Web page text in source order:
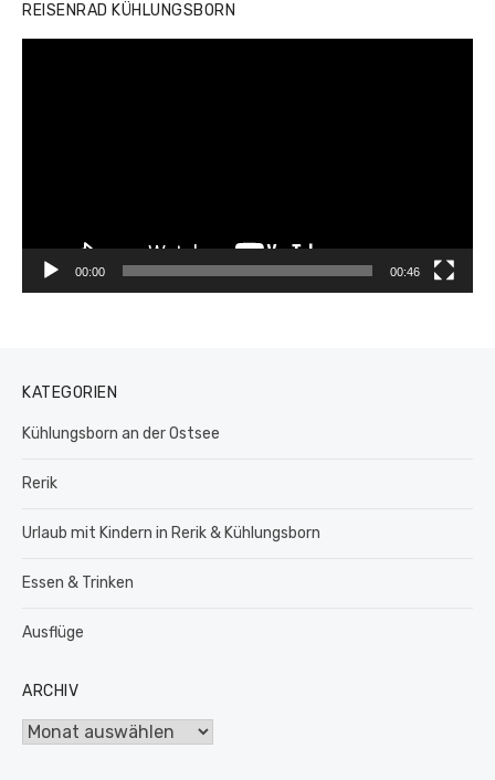
REISENRAD KÜHLUNGSBORN
00:00 00:46
KATEGORIEN
Kühlungsborn an der Ostsee
Rerik
Urlaub mit Kindern in Rerik & Kühlungsborn
Essen & Trinken
Ausflüge
ARCHIV
Archiv